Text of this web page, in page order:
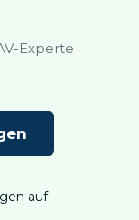
Experte
auf